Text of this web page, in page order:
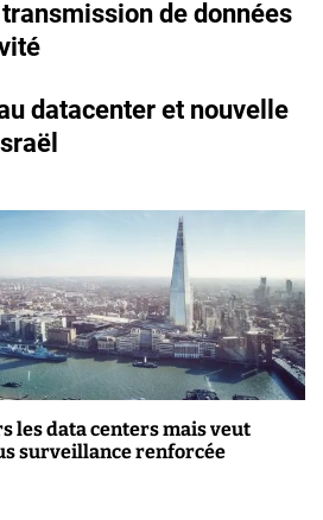
de données
datacenter et nouvelle
les data centers mais veut
surveillance renforcée